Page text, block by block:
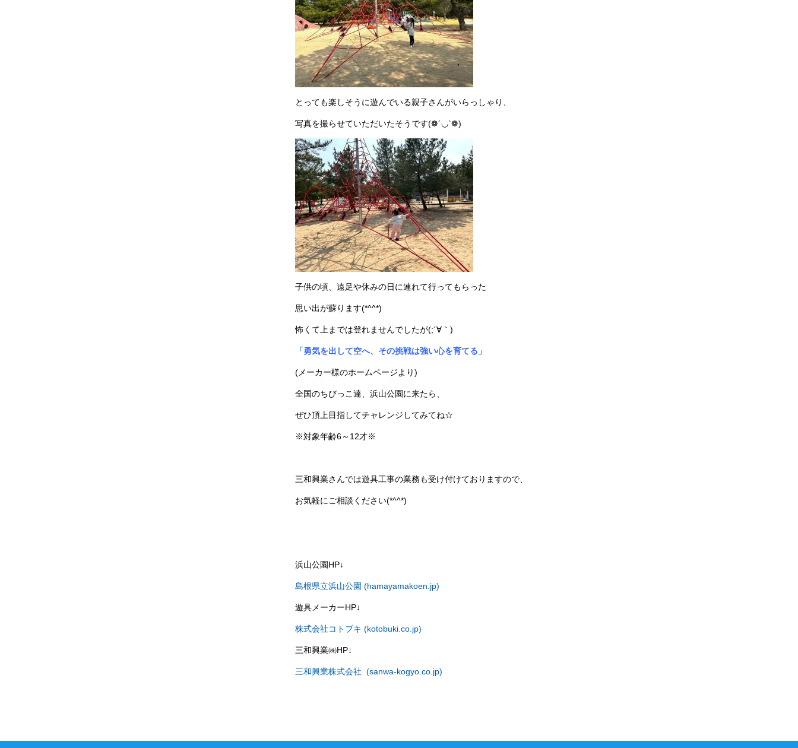
とっても楽しそうに遊んでいる親子さんがいらっしゃり、
写真を撮らせていただいたそうです(❁´◡`❁)
子供の頃、遠足や休みの日に連れて行ってもらった
思い出が蘇ります(*^^*)
怖くて上までは登れませんでしたが(;´∀｀)
「勇気を出して空へ、その挑戦は強い心を育てる」
(メーカー様のホームページより)
全国のちびっこ達、浜山公園に来たら、
ぜひ頂上目指してチャレンジしてみてね☆
※対象年齢6～ 12才※
三和興業さんでは遊具工事の業務も受け付けておりますので、
お気軽にご相談ください(*^^*)
浜山公園HP↓
島根県立浜山公園 (hamayamakoen.jp)
遊具メーカーHP↓
株式会社コトブキ (kotobuki.co.jp)
三和興業㈱HP↓
三和興業株式会社 (sanwa-kogyo.co.jp)